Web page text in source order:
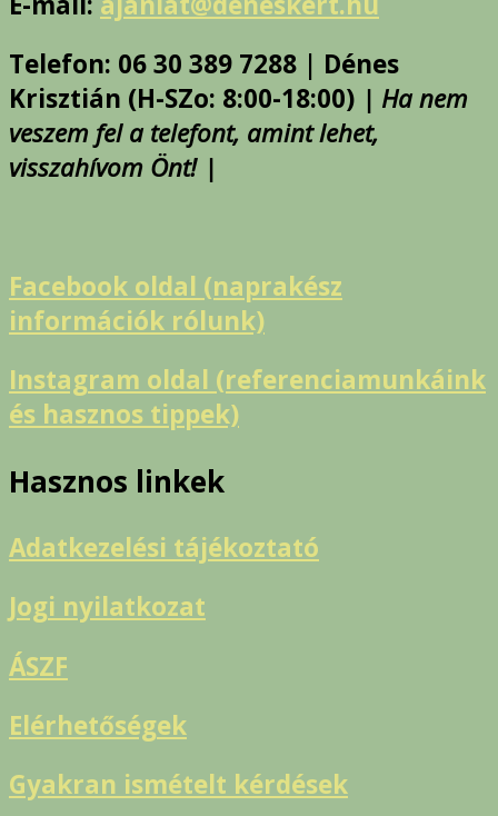
Telefon: 06 30 389 7288 | Dénes
Krisztián (H-SZo: 8:00-18:00) | Ha nem
veszem fel a telefont, amint lehet,
visszahívom Önt! |
Facebook oldal (naprakész
információk rólunk)
Instagram oldal (referenciamunkáink
és hasznos tippek)
Hasznos linkek
Adatkezelési tájékoztató
Jogi nyilatkozat
ÁSZF
Elérhetőségek
Gyakran ismételt kérdések